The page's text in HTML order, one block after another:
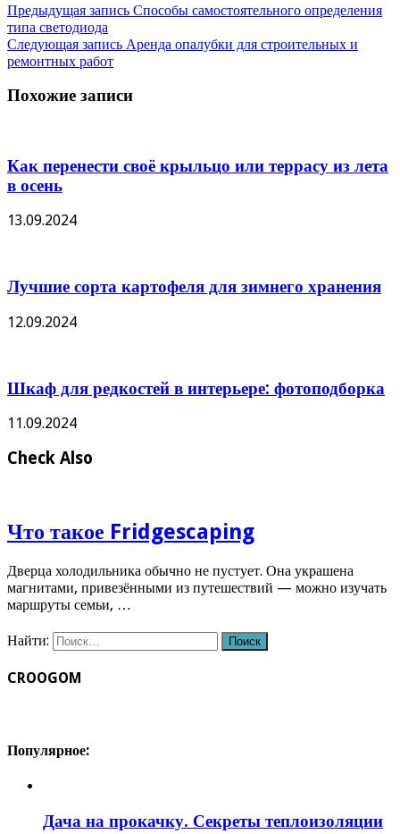
Предыдущая запись Способы самостоятельного определения
типа светодиода
Следующая запись Аренда опалубки для строительных и
ремонтных работ
Похожие записи
Как перенести своё крыльцо или террасу из лета
в осень
13.09.2024
Лучшие сорта картофеля для зимнего хранения
12.09.2024
Шкаф для редкостей в интерьере: фотоподборка
11.09.2024
Check Also
Что такое Fridgescaping
Дверца холодильника обычно не пустует. Она украшена
магнитами, привезёнными из путешествий — можно изучать
маршруты семьи, …
Найти:
CROOGOM
Популярное:
Дача на прокачку. Секреты теплоизоляции